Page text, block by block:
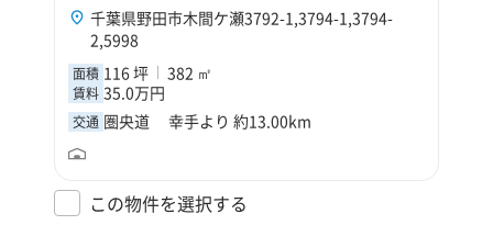
千葉県野田市木間ケ瀬3792-1,3794-1,3794-
2,5998
面積 116 坪 382 ㎡
賃料 35.0万円
交通 圏央道 幸手より 約13.00km
この物件を選択する